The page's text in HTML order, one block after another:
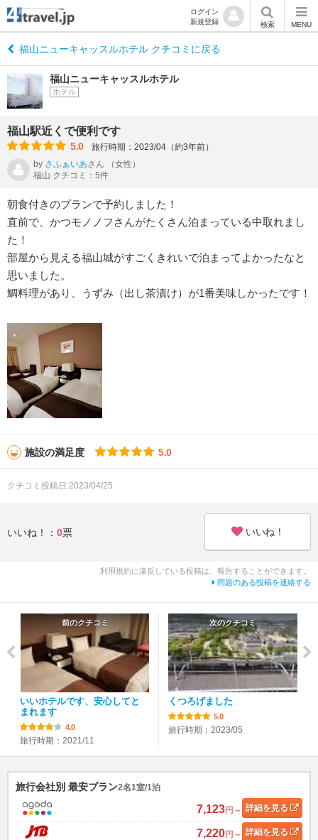
ログイン
新規登録
検索 MENU
福山ニューキャッスルホテル クチコミに戻る
福山ニューキャッスルホテル
ホテル
福山駅近くで便利です
5.0
旅行時期：2023/04（約3年前）
by さふぁいあさん
（女性）
福山 クチコミ：5件
朝食付きのプランで予約しました！
直前で、かつモノノフさんがたくさん泊まっている中取れまし
た！
部屋から見える福山城がすごくきれいで泊まってよかったなと
思いました。
鯛料理があり、うずみ（出し茶漬け）が1番美味しかったです！
施設の満足度 5.0
クチコミ投稿日:2023/04/25
いいね！： 0票 いいね！
利用規約に違反している投稿は、報告することができます。
問題のある投稿を連絡する
前のクチコミ
いいホテルです、安心してと
まれます
4.0
旅行時期：2021/11
次のクチコミ
くつろげました
5.0
旅行時期：2023/05
旅行会社別 最安プラン2名1室/1泊
7,123円～ 詳細を見る
7,220円～ 詳細を見る